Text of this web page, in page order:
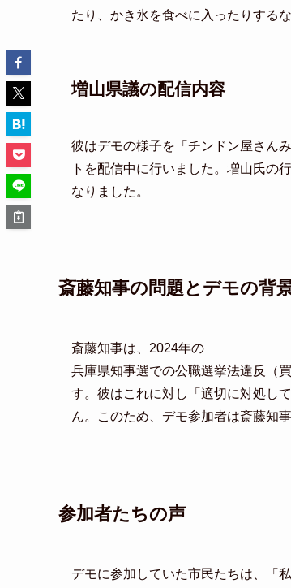
たり、かき氷を食べに入ったりする
増山県議の配信内容
彼はデモの様子を「チンドン屋さん
トを配信中に行いました。増山氏の
なりました。
斎藤知事の問題とデモの背
斎藤知事は、2024年の
兵庫県知事選での公職選挙法違反（
す。彼はこれに対し「適切に対処し
ん。このため、デモ参加者は斎藤知
参加者たちの声
デモに参加していた市民たちは、「